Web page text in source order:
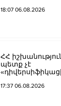
պայթյունից
18:07 06.08.2026
ՀՀ
պետք չէ
շրջադարձը
17:37 06.08.2026